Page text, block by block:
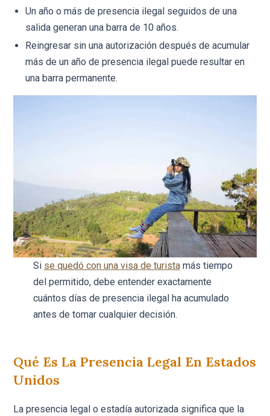
Un año o más de presencia ilegal seguidos de una
salida generan una barra de 10 años.
Reingresar sin una autorización después de acumular
más de un año de presencia ilegal puede resultar en
una barra permanente.
Si se quedó con una visa de turistamás tiempo
del permitido, debe entender exactamente
cuántos días de presencia ilegal ha acumulado
antes de tomar cualquier decisión.
Qué Es La Presencia Legal En Estados
Unidos
La presencia legal o estadía autorizada significa que la